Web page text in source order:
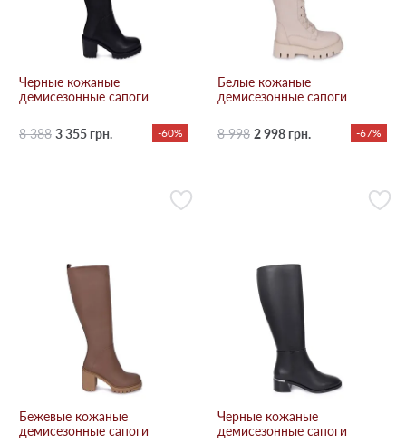
Черные кожаные
демисезонные сапоги
8 388 3 355 грн. -60%
Белые кожаные
демисезонные сапоги
8 998 2 998 грн. -67%
Бежевые кожаные
демисезонные сапоги
Черные кожаные
демисезонные сапоги